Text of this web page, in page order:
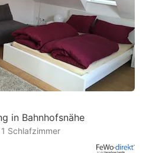
in Bahnhofsnähe
1 Schlafzimmer